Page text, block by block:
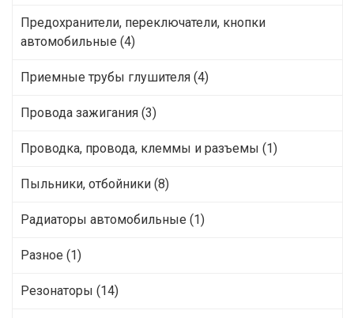
Предохранители, переключатели, кнопки
автомобильные (4)
Приемные трубы глушителя (4)
Провода зажигания (3)
Проводка, провода, клеммы и разъемы (1)
Пыльники, отбойники (8)
Радиаторы автомобильные (1)
Разное (1)
Резонаторы (14)